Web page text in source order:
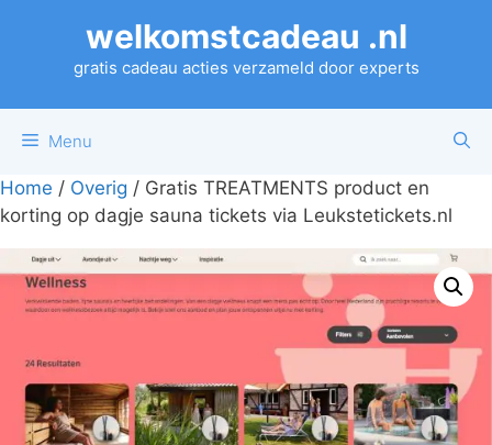
welkomstcadeau .nl
gratis cadeau acties verzameld door experts
Menu
Home / Overig / Gratis TREATMENTS product en
korting op dagje sauna tickets via Leukstetickets.nl